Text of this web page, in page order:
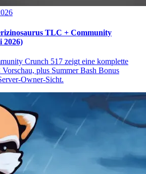
TLC + Community
2026)
Crunch 517 zeigt eine komplette
plus Summer Bash Bonus
Owner-Sicht.